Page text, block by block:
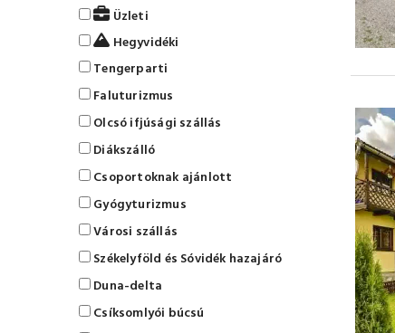
Üzleti
Hegyvidéki
Tengerparti
Faluturizmus
Olcsó ifjúsági szállás
Diákszálló
Csoportoknak ajánlott
Gyógyturizmus
Városi szállás
Székelyföld és Sóvidék hazajáró
Duna-delta
Csíksomlyói búcsú